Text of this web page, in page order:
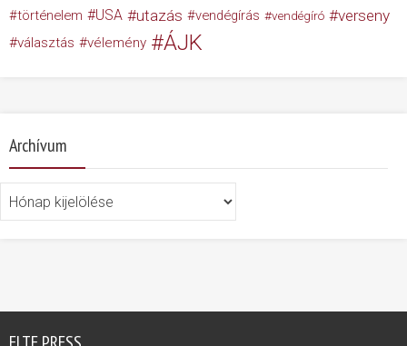
történelem USA utazás vendégírás vendégíró verseny
választás vélemény ÁJK
Archívum